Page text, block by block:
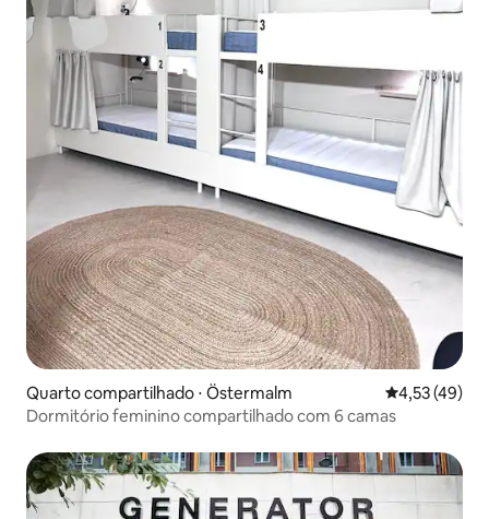
Quarto compartilhado ⋅ Östermalm 4,53 de uma
4,53 (49)
Dormitório feminino compartilhado com 6 camas